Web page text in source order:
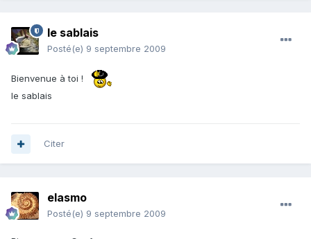
le sablais
Posté(e) 9 septembre 2009
Bienvenue à toi !
le sablais
Citer
elasmo
Posté(e) 9 septembre 2009